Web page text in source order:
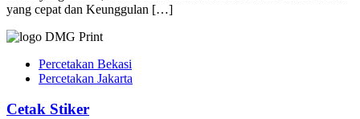
yang cepat dan Keunggulan […]
Percetakan Bekasi
Percetakan Jakarta
Cetak Stiker